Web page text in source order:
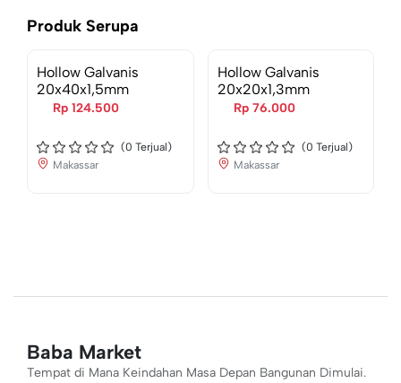
Produk Serupa
Hollow Galvanis
20x40x1,5mm
Rp 124.500
(0 Terjual)
Makassar
Hollow Galvanis
20x20x1,3mm
Rp 76.000
(0 Terjual)
Makassar
Baba Market
Tempat di Mana Keindahan Masa Depan Bangunan Dimulai.